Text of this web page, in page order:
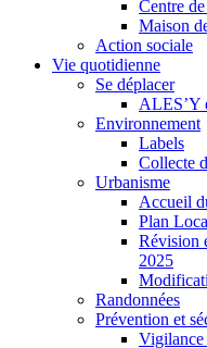
Centre
Maison
Action sociale
Vie quotidienne
Se déplacer
ALES’Y
Environnement
Labels
Collecte
Urbanisme
Accueil
Plan
Révision
2025
Randonnées
Prévention et
Vigilance